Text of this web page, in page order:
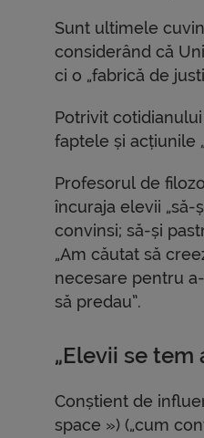
Sunt ultimele
considerând că
ci o „fabrică de
Potrivit
faptele și acțiunile
Profesorul de
încuraja elevii
convinsi; să-și
„Am căutat să
necesare pentru
să predau”.
„Elevii se tem
Conștient de
space ») („cum